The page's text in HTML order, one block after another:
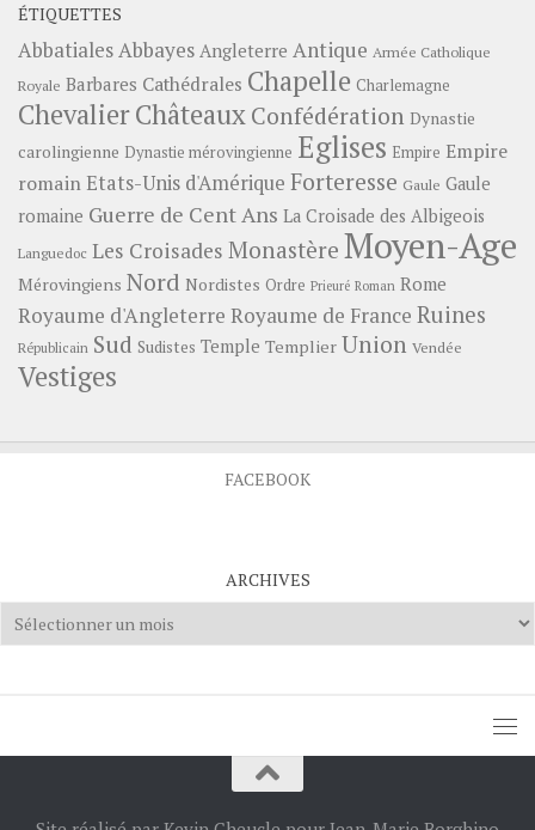
ÉTIQUETTES
Abbatiales Abbayes Angleterre Antique Armée Catholique
Royale Barbares Cathédrales Chapelle Charlemagne
ChevalierChâteauxConfédération Dynastie
carolingienne Dynastie mérovingienne Eglises Empire Empire
romainEtats-Unis d'Amérique Forteresse Gaule Gaule
romaine Guerre de Cent Ans La Croisade des Albigeois
Languedoc Les Croisades Monastère Moyen-Age
Mérovingiens Nord Nordistes Ordre Prieuré Roman Rome
Royaume d'Angleterre Royaume de France Ruines
Républicain Sud Sudistes Temple Templier Union Vendée
Vestiges
FACEBOOK
ARCHIVES
Archives